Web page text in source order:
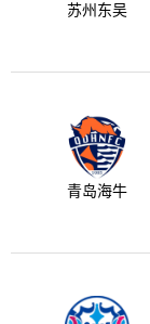
苏州东吴
青岛海牛